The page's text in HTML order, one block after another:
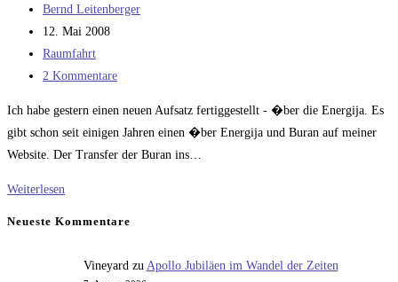
Beitrags-
Autor:
Bernd Leitenberger
Beitrag
veröffentlicht:
12. Mai 2008
Beitrags-
Kategorie:
Raumfahrt
Beitrags-
2 Kommentare
Ich habe gestern einen neuen Aufsatz fertiggestellt - �ber die Energija. Es
gibt schon seit einigen Jahren einen �ber Energija und Buran auf meiner
Website. Der Transfer der Buran ins…
Weiterlesen
Neueste Kommentare
Vineyardzu Apollo Jubiläen im Wandel der Zeiten